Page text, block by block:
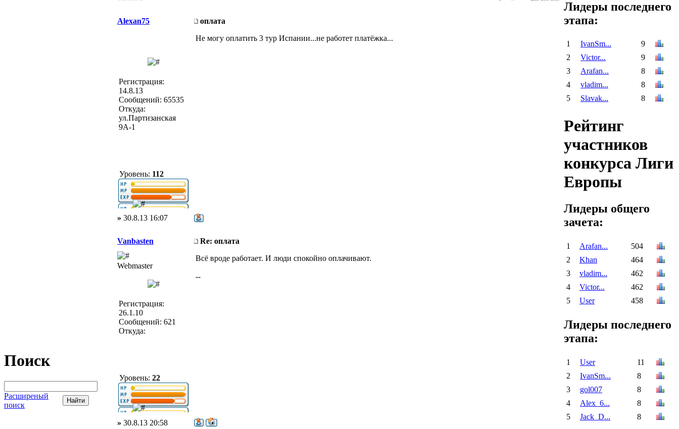
Поиск
Расширеный
поиск
Alexan75 оплата
Регистрация:
14.8.13
Сообщений: 65535
Откуда:
ул.Партизанская
9А-1
Уровень: 112
Не могу оплатить 3 тур Испании...не работет платёжка...
» 30.8.13 16:07
Vanbasten Re: оплата
Webmaster
Регистрация:
26.1.10
Сообщений: 621
Откуда:
Уровень: 22
Всё вроде работает. И люди спокойно оплачивают.
--
» 30.8.13 20:58
Лидеры последнего
этапа:
1 IvanSm...
9
2
Victor...
9
3
Arafan...
8
4
vladim...
8
5
Slavak... 8
Рейтинг
участников
конкурса Лиги
Европы
Лидеры общего
зачета:
1 Arafan...
504
2
Khan
464
3
vladim...
462
4
Victor...
462
5
User 458
Лидеры последнего
этапа:
1 User
11
2
IvanSm...
8
3
gol007
8
4
Alex_6...
8
5
Jack_D... 8